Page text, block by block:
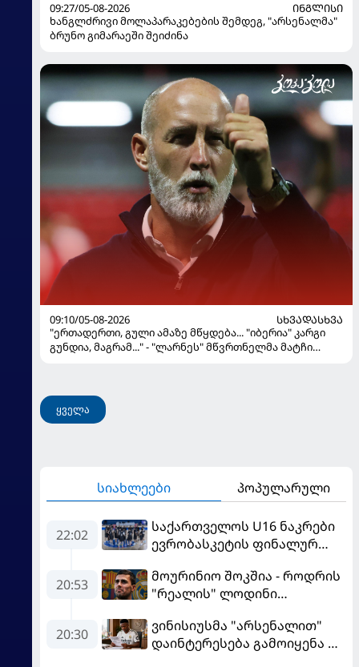
09:27/05-08-2026
ᲘᲜᲒᲚᲘᲡᲘ
ხანგლძრივი მოლაპარაკებების შემდეგ, "არსენალმა"
ბრუნო გიმარაეში შეიძინა
09:10/05-08-2026
ᲡᲮᲕᲐᲓᲐᲡᲮᲕᲐ
"ერთადერთი, გული ამაზე მწყდება... "იბერია" კარგი
გუნდია, მაგრამ..." - "ლარნეს" მწვრთნელმა მატჩი
ყველა
სიახლეები პოპულარული
22:02
საქართველოს U16 ნაკრები
ევრობასკეტის ფინალურ
ასპარეზობას იწყებს
20:53
მოურინიო შოკშია - როდრის
"რეალის" ლოდინი
"ბარსელონაში" გადადის
20:30
ვინისიუსმა "არსენალით"
დაინტერესება გამოიყენა და